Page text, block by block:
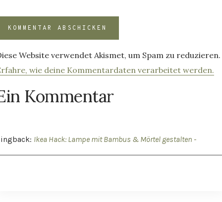
Website verwendet Akismet, um Spam zu reduzieren.
wie deine Kommentardaten verarbeitet werden.
Kommentar
Ikea Hack: Lampe mit Bambus & Mörtel gestalten -